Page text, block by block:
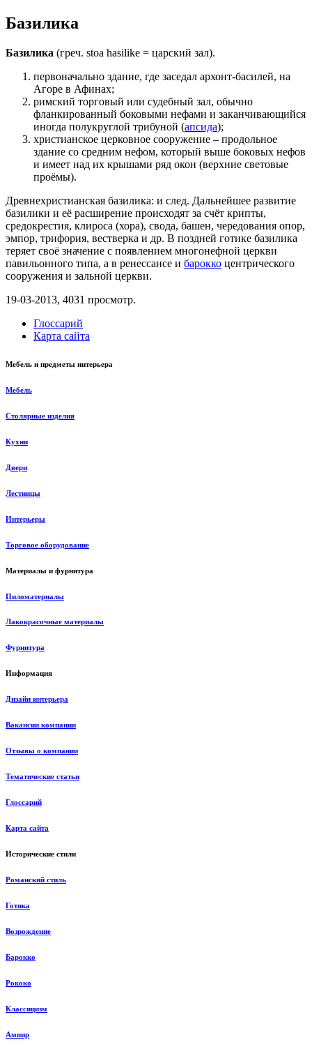
Базилика
Базилика (греч. stoa hasilike = царский зал).
первоначально здание, где заседал архонт-басилей, на
Агоре в Афинах;
римский торговый или судебный зал, обычно
фланкированный боковыми нефами и заканчивающийся
иногда полукруглой трибуной (апсида);
христианское церковное сооружение – продольное
здание со средним нефом, который выше боковых нефов
и имеет над их крышами ряд окон (верхние световые
проёмы).
Древнехристианская базилика: и след. Дальнейшее развитие
базилики и её расширение происходят за счёт крипты,
средокрестия, клироса (хора), свода, башен, чередования опор,
эмпор, трифория, вестверка и др. В поздней готике базилика
теряет своё значение с появлением многонефной церкви
павильонного типа, а в ренессансе и барокко центрического
сооружения и зальной церкви.
19-03-2013, 4031 просмотр.
Глоссарий
Карта сайта
Мебель и предметы интерьера
Мебель
Столярные изделия
Кухни
Двери
Лестницы
Интерьеры
Торговое оборудование
Материалы и фурнитура
Пиломатериалы
Лакокрасочные материалы
Фурнитура
Информация
Дизайн интерьера
Вакансии компании
Отзывы о компании
Тематические статьи
Глоссарий
Карта сайта
Исторические стили
Романский стиль
Готика
Возрождение
Барокко
Рококо
Классицизм
Ампир